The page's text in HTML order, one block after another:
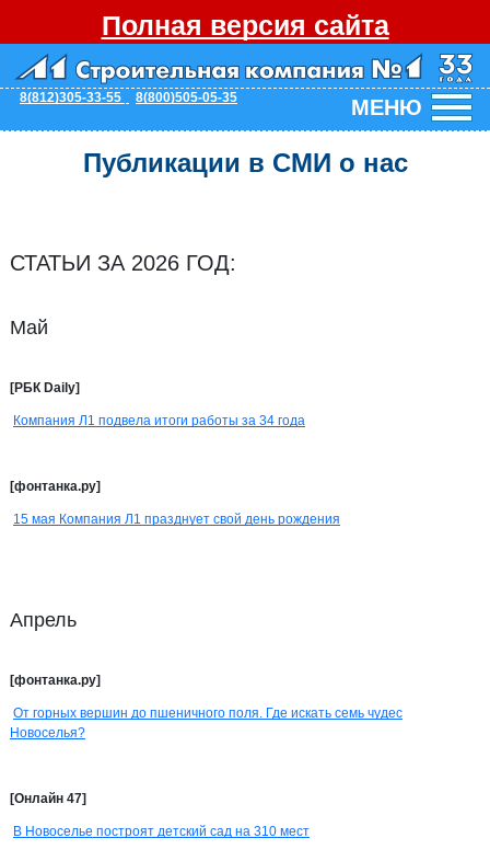
Полная версия сайта
8(812)305-33-55 8(800)505-05-35 МЕНЮ
Публикации в СМИ о нас
СТАТЬИ ЗА 2026 ГОД:
Май
[РБК Daily]
Компания Л1 подвела итоги работы за 34 года
[фонтанка.ру]
15 мая Компания Л1 празднует свой день рождения
Апрель
[фонтанка.ру]
От горных вершин до пшеничного поля. Где искать семь чудес
Новоселья?
[Онлайн 47]
В Новоселье построят детский сад на 310 мест